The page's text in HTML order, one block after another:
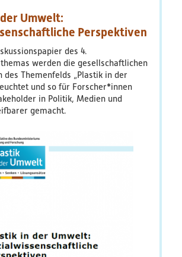
und
Umwelt:
Perspektiven
des 4.
werden die gesellschaftlichen
des Themenfelds „Plastik in der
und so für Forscher*innen
in Politik, Medien und
gemacht.